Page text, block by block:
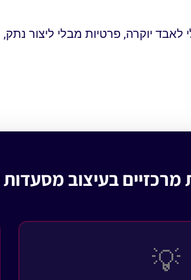
יוקרה, פרטיות מבלי ליצור
💡